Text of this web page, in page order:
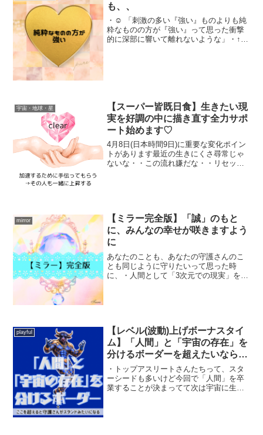
も、、
・☺︎ 「刺激の多い『強い』ものよりも純
粋なものの方が『強い』って思った衝撃
的に深部に響いて離れないような」・↑ほ
宇宙・地球・星
【スーパー皆既日食】生きたい現
実を好調の中に描き直す全力サポ
ート始めます♡
4月8日(日本時間9日)に重要な変化ポイン
トがあります最近の生きにくさ尋常じゃ
ないな・・この流れ嫌だな・・リセット
mirror
【ミラー完全版】「誠」のもと
に、みんなの幸せが咲きますよう
に
あなたのことも、あなたの守護さんのこ
とも同じように守りたいって思った時
に、・人間として「3次元での現実」をあ
playful
【レベル(波動)上げボーナスタイ
ム】「人間」と「宇宙の存在」を
分けるボーダーを超えたいなら今
がチャンスだよ
・トップアスリートさんたちって、スタ
ーシードも多いけど今回で「人間」を卒
業することが決まってて次は宇宙に生ま